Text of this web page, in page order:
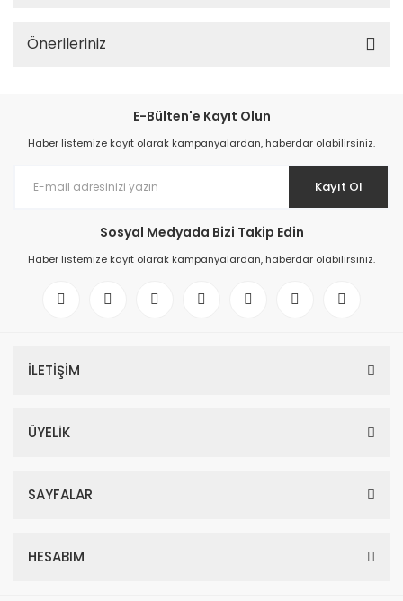
Önerileriniz
E-Bülten'e Kayıt Olun
Haber listemize kayıt olarak kampanyalardan, haberdar olabilirsiniz.
Kayıt Ol
Sosyal Medyada Bizi Takip Edin
Haber listemize kayıt olarak kampanyalardan, haberdar olabilirsiniz.
İLETİŞİM
ÜYELİK
SAYFALAR
HESABIM